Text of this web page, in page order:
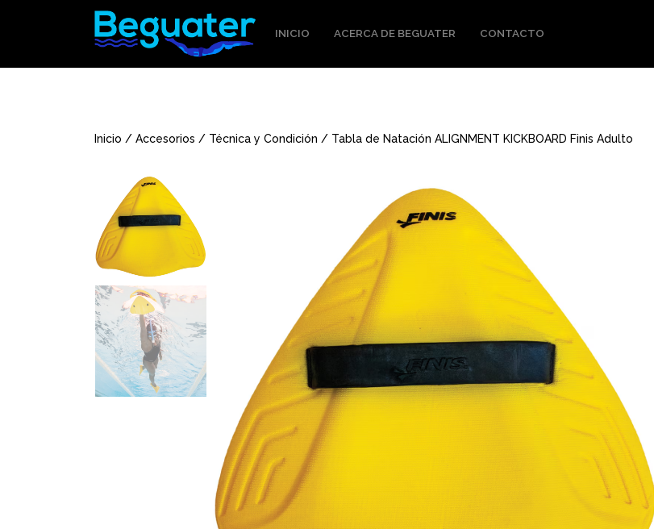
INICIO ACERCA DE BEGUATER CONTACTO
Inicio / Accesorios / Técnica y Condición / Tabla de Natación ALIGNMENT KICKBOARD Finis Adulto